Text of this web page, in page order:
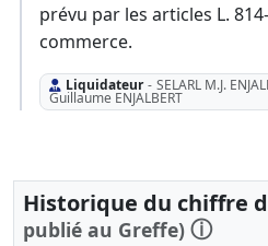
prévu par les articles L.
commerce.
Liquidateur - SELARL M.J.
Guillaume ENJALBERT
Historique du chiffre
publié au Greffe) ⓘ